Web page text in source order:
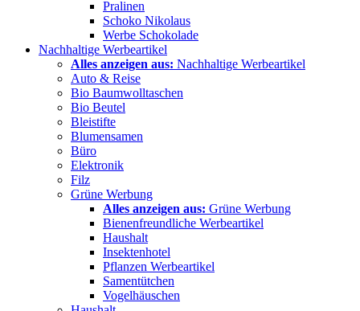
Pralinen
Schoko Nikolaus
Werbe Schokolade
Nachhaltige Werbeartikel
Alles anzeigen aus: Nachhaltige Werbeartikel
Auto & Reise
Bio Baumwolltaschen
Bio Beutel
Bleistifte
Blumensamen
Büro
Elektronik
Filz
Grüne Werbung
Alles anzeigen aus: Grüne Werbung
Bienenfreundliche Werbeartikel
Haushalt
Insektenhotel
Pflanzen Werbeartikel
Samentütchen
Vogelhäuschen